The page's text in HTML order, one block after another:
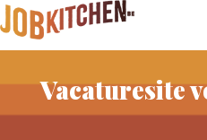
Vacaturesite